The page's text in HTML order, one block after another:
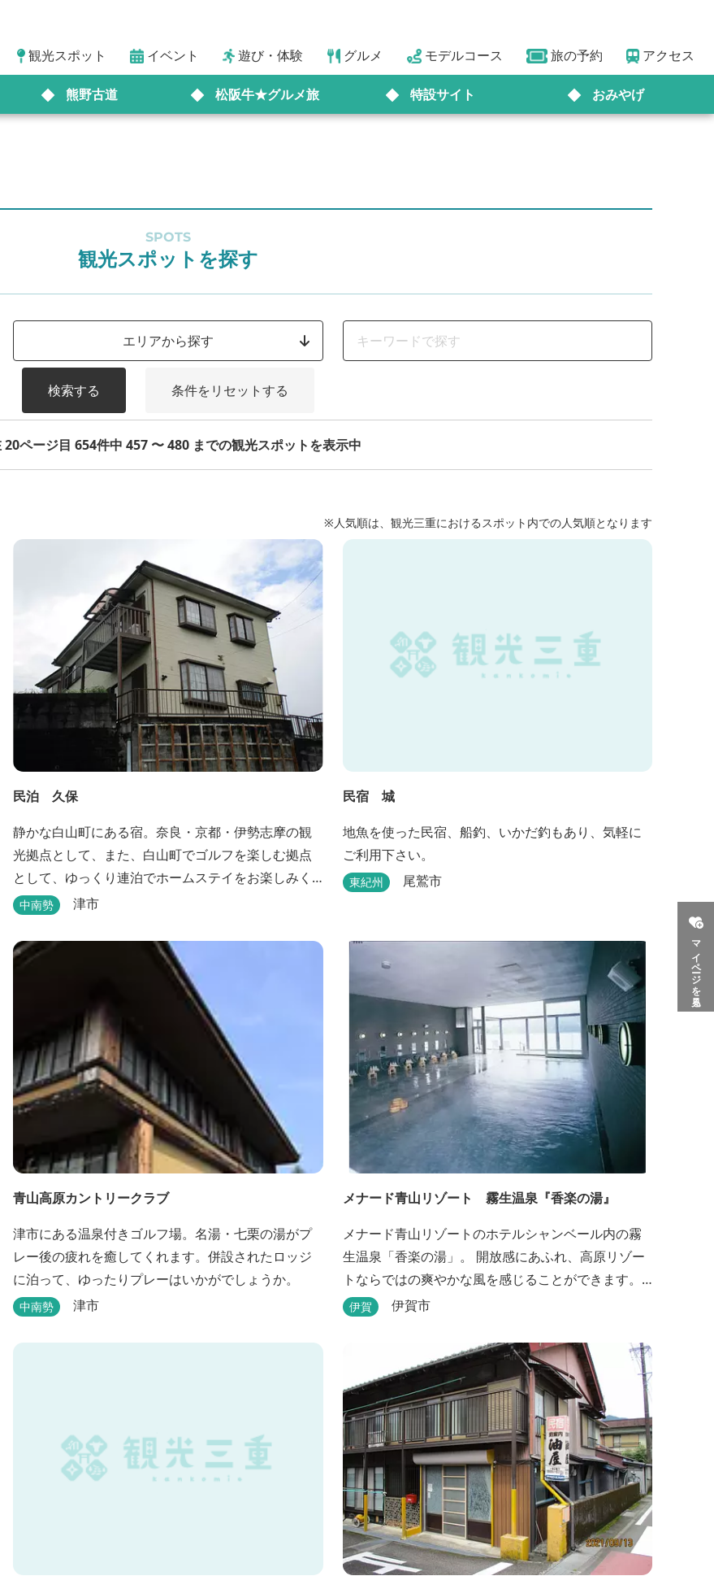
観光スポット イベント 遊び・体験 グルメ モデルコース 旅の予約 アクセス
熊野古道 松阪牛★グルメ旅 特設サイト おみやげ
マイページを見る
SPOTS
観光スポットを探す
エリアから探す
検索する 条件をリセットする
20ページ目 654件中 457 〜 480 までの観光スポットを表示中
※人気順は、観光三重におけるスポット内での人気順となります
民泊 久保
静かな白山町にある宿。奈良・京都・伊勢志摩の観
光拠点として、また、白山町でゴルフを楽しむ拠点
として、ゆっくり連泊でホームステイをお楽しみく
ださい。
中南勢 津市
民宿 城
地魚を使った民宿、船釣、いかだ釣もあり、気軽に
ご利用下さい。
東紀州 尾鷲市
青山高原カントリークラブ
津市にある温泉付きゴルフ場。名湯・七栗の湯がプ
レー後の疲れを癒してくれます。併設されたロッジ
に泊って、ゆったりプレーはいかがでしょうか。
中南勢 津市
メナード青山リゾート 霧生温泉『香楽の湯』
メナード青山リゾートのホテルシャンベール内の霧
生温泉「香楽の湯」。 開放感にあふれ、高原リゾー
トならではの爽やかな風を感じることができます。
ハーブをお湯にひたし、すがすがしい香りに心あら
その他、広々とした空間とたっぷりのお湯が魅力の
「大浴場」、高原の景色を満喫できる「露天風
呂」、さらに「ミストサウナ」の合計4種のお湯をお
楽しみいただけま...
伊賀 伊賀市